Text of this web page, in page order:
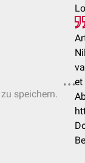
speichern.
et